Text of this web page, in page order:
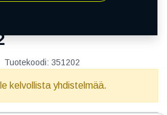
Tuotekoodi: 351202
kelvollista yhdistelmää.